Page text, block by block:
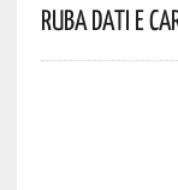
Ruba Dati E